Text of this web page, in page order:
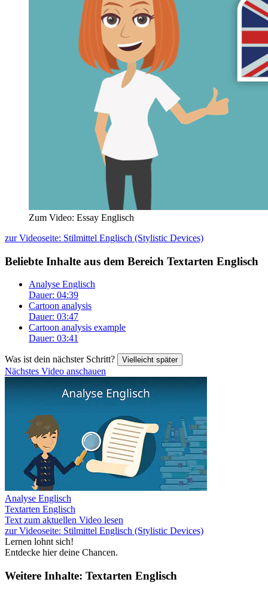
Zum Video: Essay Englisch
zur Videoseite: Stilmittel Englisch (Stylistic Devices)
Beliebte Inhalte aus dem Bereich Textarten Englisch
Analyse Englisch
Dauer: 04:39
Cartoon analysis
Dauer: 03:47
Cartoon analysis example
Dauer: 03:41
Was ist dein nächster Schritt? Vielleicht später
Nächstes Video anschauen
Analyse Englisch
Textarten Englisch
Text zum aktuellen Video lesen
zur Videoseite: Stilmittel Englisch (Stylistic Devices)
Lernen lohnt sich!
Entdecke hier deine Chancen.
Weitere Inhalte: Textarten Englisch